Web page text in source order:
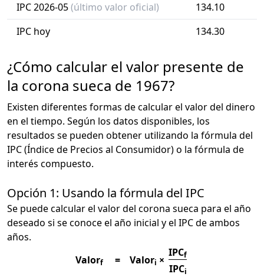
IPC 2026-05(último valor oficial)
134.10
IPC hoy
134.30
¿Cómo calcular el valor presente de
la corona sueca de 1967?
Existen diferentes formas de calcular el valor del dinero
en el tiempo. Según los datos disponibles, los
resultados se pueden obtener utilizando la fórmula del
IPC (Índice de Precios al Consumidor) o la fórmula de
interés compuesto.
Opción 1: Usando la fórmula del IPC
Se puede calcular el valor del corona sueca para el año
deseado si se conoce el año inicial y el IPC de ambos
años.
Valorf = Valori ×
IPCf
IPCi